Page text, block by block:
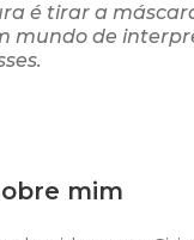
é tirar a
mundo de
mim